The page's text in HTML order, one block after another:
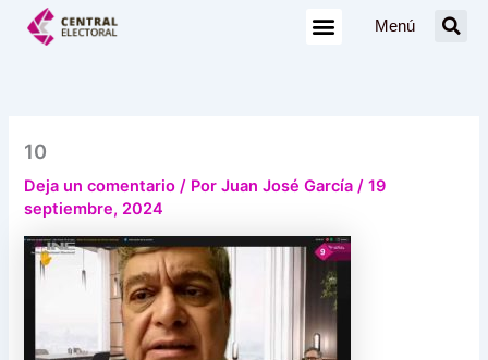
Menú
10
Deja un comentario / PorJuan José García/19
septiembre, 2024